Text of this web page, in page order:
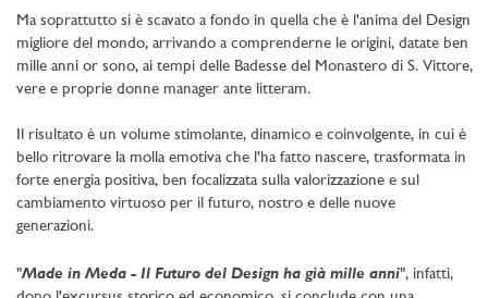
Ma soprattutto si è scavato a fondo in quella che è l'anima del Design
migliore del mondo, arrivando a comprenderne le origini, datate ben
mille anni or sono, ai tempi delle Badesse del Monastero di S. Vittore,
vere e proprie donne manager ante litteram.
Il risultato è un volume stimolante, dinamico e coinvolgente, in cui è
bello ritrovare la molla emotiva che l'ha fatto nascere, trasformata in
forte energia positiva, ben focalizzata sulla valorizzazione e sul
cambiamento virtuoso per il futuro, nostro e delle nuove
generazioni.
"Made in Meda - Il Futuro del Design ha già mille anni", infatti,